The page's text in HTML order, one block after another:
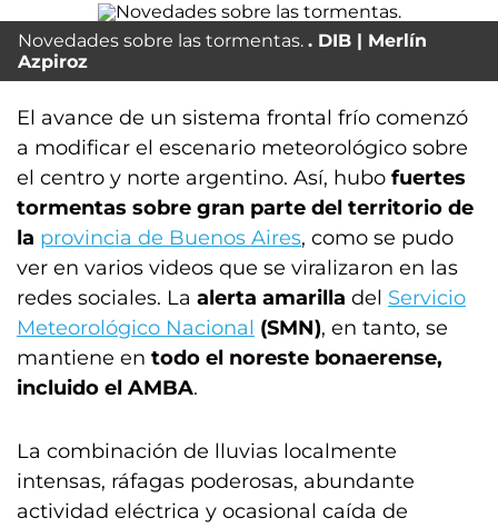
Novedades sobre las tormentas.
DIB | Merlín
Azpiroz
El avance de un sistema frontal frío comenzó
a modificar el escenario meteorológico sobre
el centro y norte argentino. Así, hubo fuertes
tormentas sobre gran parte del territorio de
la provincia de Buenos Aires, como se pudo
ver en varios videos que se viralizaron en las
redes sociales. La alerta amarilla del Servicio
Meteorológico Nacional (SMN), en tanto, se
mantiene en todo el noreste bonaerense,
incluido el AMBA.
La combinación de lluvias localmente
intensas, ráfagas poderosas, abundante
actividad eléctrica y ocasional caída de